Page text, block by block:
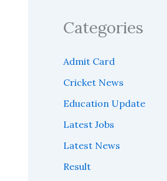
Categories
Admit Card
Cricket News
Education Update
Latest Jobs
Latest News
Result